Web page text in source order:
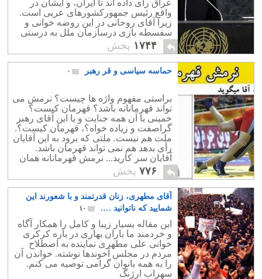
عراق رأی داده اند تا ایران، و ایشان در
واقع رئیس جمهورکشورهای عربی است.
زیرا آقای روحانی در این روضه خوانی و
سفسطه بازی درسازمان ملل به درستی
نشان داد که از کمترین هویت ایرانی بهره
ای نبرده
۱۷۴۴ پخش
حماسه سیاسی و قر رهبر ۰
براستی مفهوم واژه ها چیست؟ نرمش می
تواند قهرمانانه باشد؟ قهرمان کیست؟
خمینی با آن همه جنایت و یا این آقای رهبر
گراصفت و زیاده خواه؟، قهرمان کیست؟.
ملت هم نیست. ملتی که برود به این آقایان
رأی بدهد هم نمی تواند قهرمان باشد.
آقایان سر کارید... نرمش قهرمانانه همان
"شکست پروژه بمب هسته ای " است.
۷۷۶ پخش
آقای مطهری، زنان قدرتمند و با شعورند این
شمایید که ناتوانید ….
۱۰
این مقاله بسیار زیبا و کامل را همکار آگاه
و خردمند ما باران بهاری در باره کرکری
خوانی علی مطهری نماینده به اصطلاح
مردم در مجلس آخوندها نوشته. خواندن آن
را به همه بانوان گرامی توصیه می کنم.
سهراب ارژنگ